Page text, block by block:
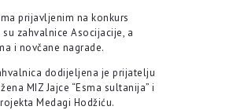
prijavljenim na konkurs
zahvalnice Asocijacije, a
i novčane nagrade.
dodijeljena je prijatelju
MIZ Jajce “Esma sultanija” i
Medagi Hodžiću.